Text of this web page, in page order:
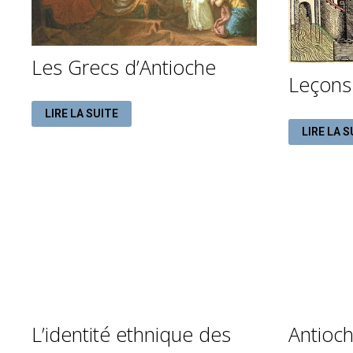
Les Grecs d’Antioche
LES
GRECS
D’ANTIOCHE
LIRE LA SUITE
LEÇONS
LIRE LA
L’identité ethnique des